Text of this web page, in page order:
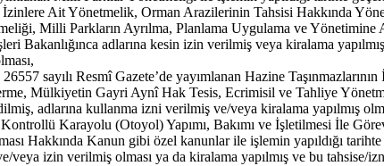
Ait Yönetmelik, Orman Arazilerinin Tahsisi Hakkında
Milli Parkların Ayrılma, Planlama Uygulama ve
Bakanlığınca adlarına kesin izin verilmiş veya kiralama
sayılı Resmî Gazete’de yayımlanan Hazine
Mülkiyetin Gayri Aynî Hak Tesis, Ecrimisil ve Tahliye
adlarına kullanma izni verilmiş ve/veya kiralama yapılmış
Karayolu (Otoyol) Yapımı, Bakımı ve İşletilmesi İle
Hakkında Kanun gibi özel kanunlar ile işlemin yapıldığı
izin verilmiş olması ya da kiralama yapılmış ve bu tahsise/